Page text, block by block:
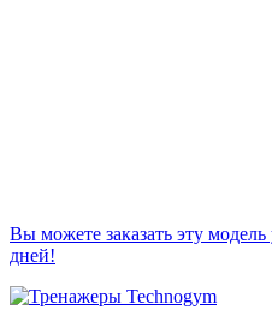
Вы можете заказать эту
дней!